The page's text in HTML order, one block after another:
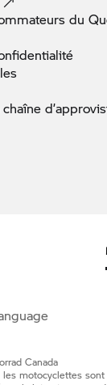
du
chaîne
Canada
les motocyclettes